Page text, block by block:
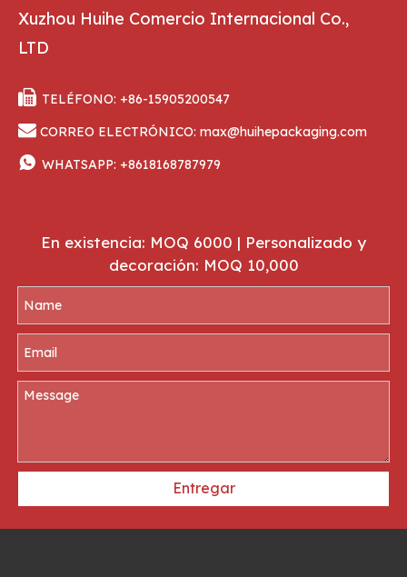
Xuzhou Huihe Comercio Internacional Co.,
LTD
 TELÉFONO: +86-15905200547
 CORREO ELECTRÓNICO: max@huihepackaging.com
 WHATSAPP: +8618168787979
En existencia: MOQ 6000 | Personalizado y
decoración: MOQ 10,000
Entregar